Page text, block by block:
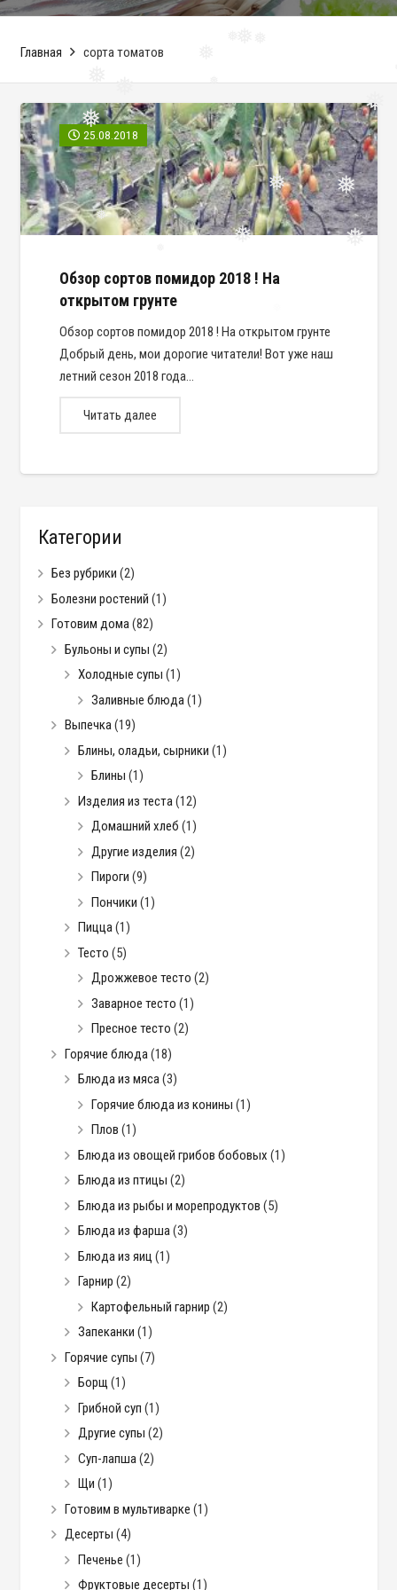
❅
❅
❅
❅
❅
❅
❅
❅
❅
❅
Главная сорта томатов
25.08.2018
Обзор сортов помидор 2018 ! На
открытом грунте
Обзор сортов помидор 2018 ! На открытом грунте
Добрый день, мои дорогие читатели! Вот уже наш
летний сезон 2018 года…
Читать далее
Категории
Без рубрики (2)
Болезни ростений (1)
Готовим дома(82)
Бульоны и супы (2)
Холодные супы (1)
Заливные блюда(1)
Выпечка(19)
Блины, оладьи, сырники (1)
Блины (1)
Изделия из теста(12)
Домашний хлеб (1)
Другие изделия (2)
Пироги (9)
Пончики (1)
Пицца(1)
Тесто (5)
Дрожжевое тесто (2)
Заварное тесто (1)
Пресное тесто (2)
Горячие блюда(18)
Блюда из мяса(3)
Горячие блюда из конины (1)
Плов (1)
Блюда из овощей грибов бобовых (1)
Блюда из птицы (2)
Блюда из рыбы и морепродуктов (5)
Блюда из фарша(3)
Блюда из яиц (1)
Гарнир (2)
Картофельный гарнир (2)
Запеканки (1)
Горячие супы (7)
Борщ (1)
Грибной суп (1)
Другие супы (2)
Суп-лапша(2)
Щи (1)
Готовим в мультиварке (1)
Десерты (4)
Печенье (1)
Фруктовые десерты (1)